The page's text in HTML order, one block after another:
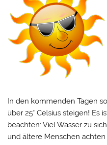
In den kommenden Tagen
über 25° Celsius steigen! Es
beachten: Viel Wasser zu
und ältere Menschen